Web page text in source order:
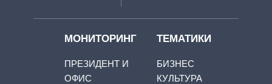
МОНИТОРИНГ
ПРЕЗИДЕНТ И
ОФИС
ТЕМАТИКИ
БИЗНЕС
КУЛЬТУРА